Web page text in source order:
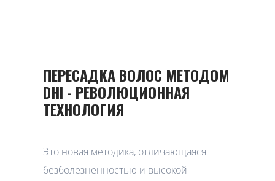
ПЕРЕСАДКА ВОЛОС МЕТОДОМ
DHI - РЕВОЛЮЦИОННАЯ
ТЕХНОЛОГИЯ
Это новая методика, отличающаяся
безболезненностью и высокой